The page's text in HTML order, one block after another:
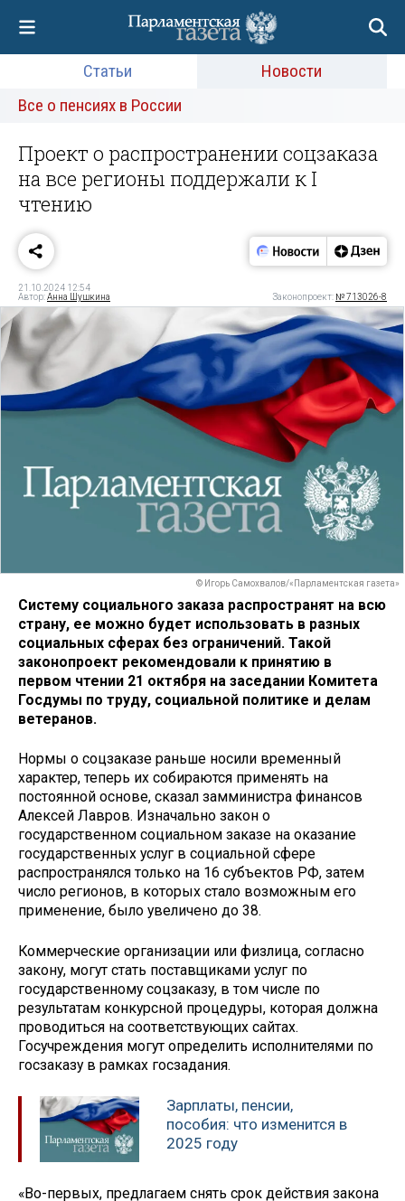
Статьи
Новости
Все о пенсиях в России
Проект о распространении соцзаказа
на все регионы поддержали к I
чтению
21.10.2024 12:54
Автор:Анна Шушкина Законопроект: № 713026-8
© Игорь Самохвалов/«Парламентская газета»
Систему социального заказа распространят на всю
страну, ее можно будет использовать в разных
социальных сферах без ограничений. Такой
законопроект рекомендовали к принятию в
первом чтении 21 октября на заседании Комитета
Госдумы по труду, социальной политике и делам
ветеранов.
Нормы о соцзаказе раньше носили временный
характер, теперь их собираются применять на
постоянной основе, сказал замминистра финансов
Алексей Лавров. Изначально закон о
государственном социальном заказе на оказание
государственных услуг в социальной сфере
распространялся только на 16 субъектов РФ, затем
число регионов, в которых стало возможным его
применение, было увеличено до 38.
Коммерческие организации или физлица, согласно
закону, могут стать поставщиками услуг по
государственному соцзаказу, в том числе по
результатам конкурсной процедуры, которая должна
проводиться на соответствующих сайтах.
Госучреждения могут определить исполнителями по
госзаказу в рамках госзадания.
Зарплаты, пенсии,
пособия: что изменится в
2025 году
«Во-первых, предлагаем снять срок действия закона